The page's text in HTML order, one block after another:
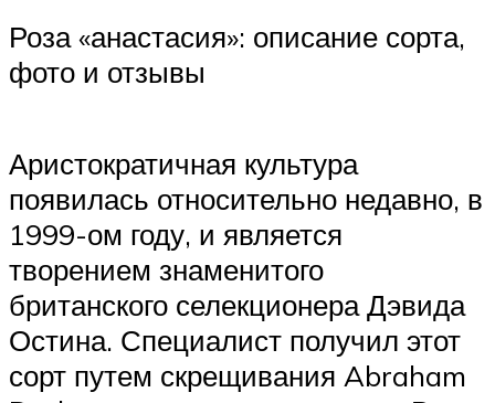
Роза «анастасия»: описание сорта,
фото и отзывы
Аристократичная культура
появилась относительно недавно, в
1999-ом году, и является
творением знаменитого
британского селекционера Дэвида
Остина. Специалист получил этот
сорт путем скрещивания Abraham